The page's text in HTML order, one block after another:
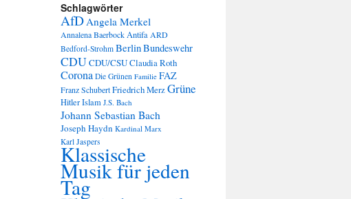
Schlagwörter
AfDAngela Merkel
Annalena BaerbockAntifa ARD
Bedford-Strohm BerlinBundeswehr
CDUCDU/CSUClaudia Roth
Corona Die Grünen Familie FAZ
Franz SchubertFriedrich MerzGrüne
HitlerIslam J.S. Bach
Johann Sebastian Bach
Joseph Haydn Kardinal Marx
Karl Jaspers
Klassische
Musik für jeden
Tag